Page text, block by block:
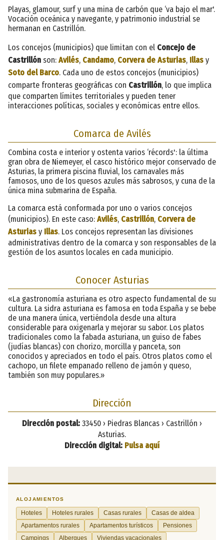
Playas, glamour, surf y una mina de carbón que ‘va bajo el mar'.
Vocación oceánica y navegante, y patrimonio industrial se
hermanan en Castrillón.
Los concejos (municipios) que limitan con el Concejo de
Castrillón son: Avilés, Candamo, Corvera de Asturias, Illas y
Soto del Barco. Cada uno de estos concejos (municipios)
comparte fronteras geográficas con Castrillón, lo que implica
que comparten límites territoriales y pueden tener
interacciones políticas, sociales y económicas entre ellos.
Comarca de Avilés
Combina costa e interior y ostenta varios ‘récords': la última
gran obra de Niemeyer, el casco histórico mejor conservado de
Asturias, la primera piscina fluvial, los carnavales más
famosos, uno de los quesos azules más sabrosos, y cuna de la
única mina submarina de España.
La comarca está conformada por uno o varios concejos
(municipios). En este caso: Avilés, Castrillón, Corvera de
Asturias y Illas. Los concejos representan las divisiones
administrativas dentro de la comarca y son responsables de la
gestión de los asuntos locales en cada municipio.
Conocer Asturias
«La gastronomía asturiana es otro aspecto fundamental de su
cultura. La sidra asturiana es famosa en toda España y se bebe
de una manera única, vertiéndola desde una altura
considerable para oxigenarla y mejorar su sabor. Los platos
tradicionales como la fabada asturiana, un guiso de fabes
(judías blancas) con chorizo, morcilla y panceta, son
conocidos y apreciados en todo el país. Otros platos como el
cachopo, un filete empanado relleno de jamón y queso,
también son muy populares.»
Dirección
Dirección postal: 33450 › Piedras Blancas › Castrillón ›
Asturias.
Dirección digital: Pulsa aquí